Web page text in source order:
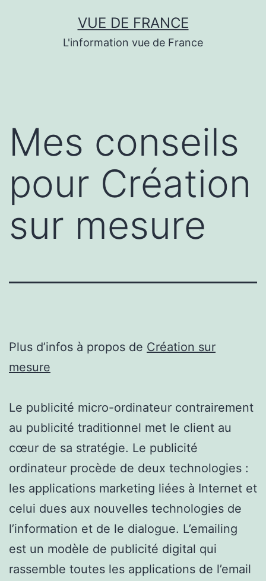
VUE DE FRANCE
L'information vue de France
Mes conseils
pour Création
sur mesure
Plus d’infos à propos de Création sur
mesure
Le publicité micro-ordinateur contrairement
au publicité traditionnel met le client au
cœur de sa stratégie. Le publicité
ordinateur procède de deux technologies :
les applications marketing liées à Internet et
celui dues aux nouvelles technologies de
l’information et de le dialogue. L’emailing
est un modèle de publicité digital qui
rassemble toutes les applications de l’email